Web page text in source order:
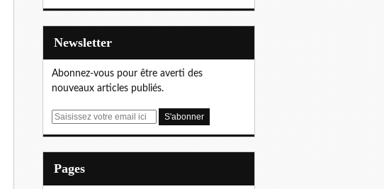
Newsletter
Abonnez-vous pour être averti des
nouveaux articles publiés.
E
Pages